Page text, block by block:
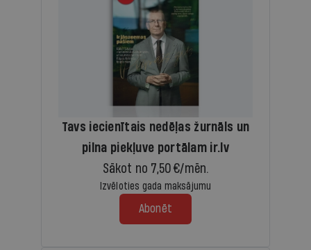
Tavs iecienītais nedēļas žurnāls un
pilna piekļuve portālam ir.lv
Sākot no 7,50 €/mēn.
Izvēloties gada maksājumu
Abonēt